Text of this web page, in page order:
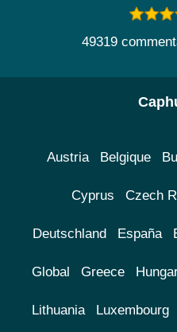
49319
Austria Belgique
Cyprus Czech
Deutschland España
Global Greece
Lithuania Luxembourg